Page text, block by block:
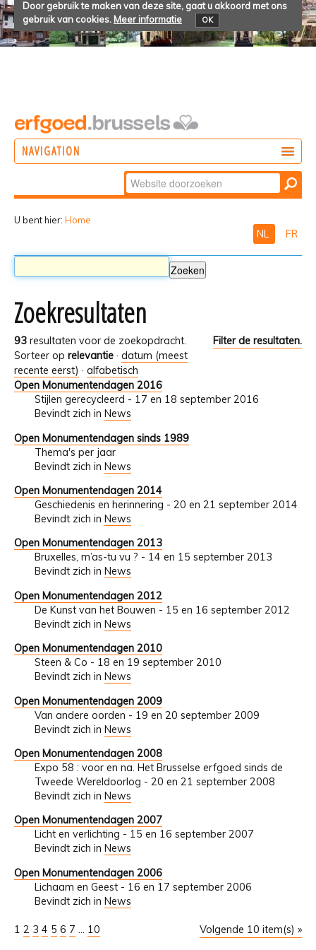
Door gebruik te maken van deze site, gaat u akkoord met ons
gebruik van cookies. Meer informatie OK
NAVIGATION
Zoek
Geavanceerd
U bent hier: Home
NL FR
Zoekresultaten
93 resultaten voor de zoekopdracht.
Filter de resultaten.
Sorteer op relevantie · datum (meest
recente eerst) · alfabetisch
Open Monumentendagen 2016
Stijlen gerecycleerd - 17 en 18 september 2016
Bevindt zich in News
Open Monumentendagen sinds 1989
Thema's per jaar
Bevindt zich in News
Open Monumentendagen 2014
Geschiedenis en herinnering - 20 en 21 september 2014
Bevindt zich in News
Open Monumentendagen 2013
Bruxelles, m’as-tu vu ? - 14 en 15 september 2013
Bevindt zich in News
Open Monumentendagen 2012
De Kunst van het Bouwen - 15 en 16 september 2012
Bevindt zich in News
Open Monumentendagen 2010
Steen & Co - 18 en 19 september 2010
Bevindt zich in News
Open Monumentendagen 2009
Van andere oorden - 19 en 20 september 2009
Bevindt zich in News
Open Monumentendagen 2008
Expo 58 : voor en na. Het Brusselse erfgoed sinds de
Tweede Wereldoorlog - 20 en 21 september 2008
Bevindt zich in News
Open Monumentendagen 2007
Licht en verlichting - 15 en 16 september 2007
Bevindt zich in News
Open Monumentendagen 2006
Lichaam en Geest - 16 en 17 september 2006
Bevindt zich in News
Volgende 10 item(s) »
1 2 3 4 5 6 7 ... 10